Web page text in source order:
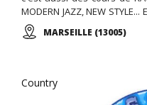
MODERN JAZZ, NEW
avec parquet, pour cours
créationsMARSEILLE (13005)
Country